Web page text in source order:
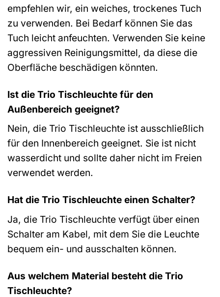
empfehlen wir, ein weiches, trockenes Tuch
zu verwenden. Bei Bedarf können Sie das
Tuch leicht anfeuchten. Verwenden Sie keine
aggressiven Reinigungsmittel, da diese die
Oberfläche beschädigen könnten.
Ist die Trio Tischleuchte für den
Außenbereich geeignet?
Nein, die Trio Tischleuchte ist ausschließlich
für den Innenbereich geeignet. Sie ist nicht
wasserdicht und sollte daher nicht im Freien
verwendet werden.
Hat die Trio Tischleuchte einen Schalter?
Ja, die Trio Tischleuchte verfügt über einen
Schalter am Kabel, mit dem Sie die Leuchte
bequem ein- und ausschalten können.
Aus welchem Material besteht die Trio
Tischleuchte?